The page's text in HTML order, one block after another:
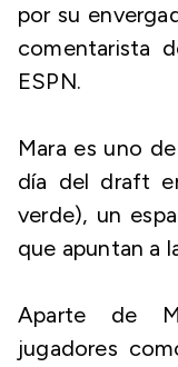
por su
comentarista
ESPN.
Mara es uno
día del draft
verde), un
que apuntan a
Aparte de
jugadores